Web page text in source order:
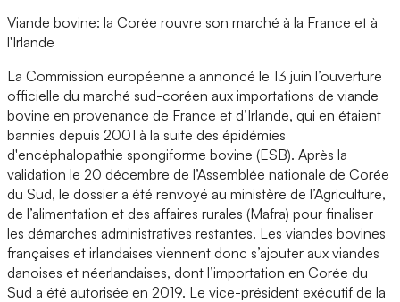
Viande bovine: la Corée rouvre son marché à la France et à
l'Irlande
La Commission européenne a annoncé le 13 juin l’ouverture
officielle du marché sud-coréen aux importations de viande
bovine en provenance de France et d’Irlande, qui en étaient
bannies depuis 2001 à la suite des épidémies
d'encéphalopathie spongiforme bovine (ESB). Après la
validation le 20 décembre de l’Assemblée nationale de Corée
du Sud, le dossier a été renvoyé au ministère de l’Agriculture,
de l’alimentation et des affaires rurales (Mafra) pour finaliser
les démarches administratives restantes. Les viandes bovines
françaises et irlandaises viennent donc s’ajouter aux viandes
danoises et néerlandaises, dont l’importation en Corée du
Sud a été autorisée en 2019. Le vice-président exécutif de la